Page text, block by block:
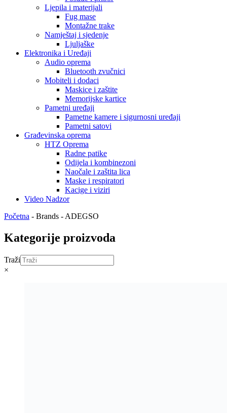
Ljepila i materijali
Fug mase
Montažne trake
Namještaj i sjedenje
Ljuljaške
Elektronika i Uređaji
Audio oprema
Bluetooth zvučnici
Mobiteli i dodaci
Maskice i zaštite
Memorijske kartice
Pametni uređaji
Pametne kamere i sigurnosni uređaji
Pametni satovi
Građevinska oprema
HTZ Oprema
Radne patike
Odijela i kombinezoni
Naočale i zaštita lica
Maske i respiratori
Kacige i viziri
Video Nadzor
Početna - Brands - ADEGSO
Kategorije proizvoda
Traži
×